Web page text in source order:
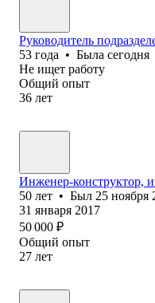
Руководитель
53 года • Была сегодня
Не ищет работу
Общий опыт
36 лет
Инженер-конструктор,
50 лет • Был 25 ноября
31 января 2017
50 000 ₽
Общий опыт
27 лет